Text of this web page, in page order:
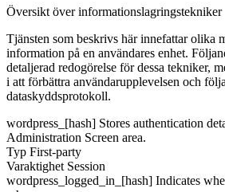
Översikt över informationslagringstekniker
Tjänsten som beskrivs här innefattar olika
information på en användares enhet.
detaljerad redogörelse för dessa tekniker,
i att förbättra användarupplevelsen och
dataskyddsprotokoll.
wordpress_[hash] Stores authentication
Administration Screen area.
Typ First-party
Varaktighet Session
wordpress_logged_in_[hash] Indicates